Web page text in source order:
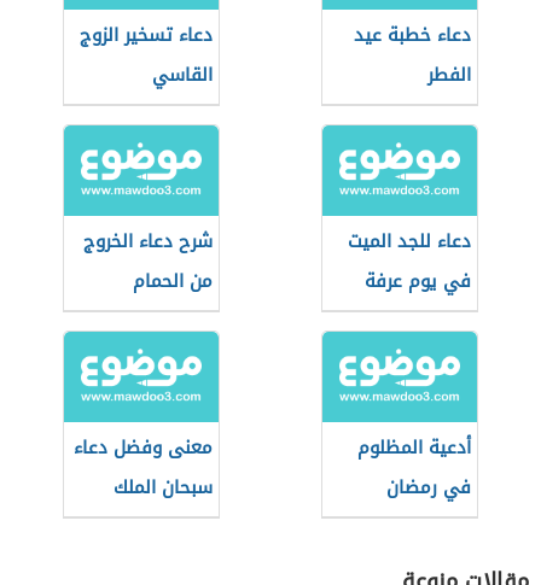
دعاء خطبة عيد
الفطر
دعاء تسخير الزوج
القاسي
دعاء للجد الميت
في يوم عرفة
شرح دعاء الخروج
من الحمام
للأطفال
أدعية المظلوم
في رمضان
معنى وفضل دعاء
سبحان الملك
القدوس